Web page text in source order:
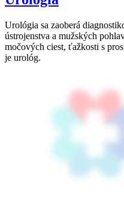
Urológia sa zaoberá
ústrojenstva a mužských
močových ciest, ťažkosti s
je urológ.